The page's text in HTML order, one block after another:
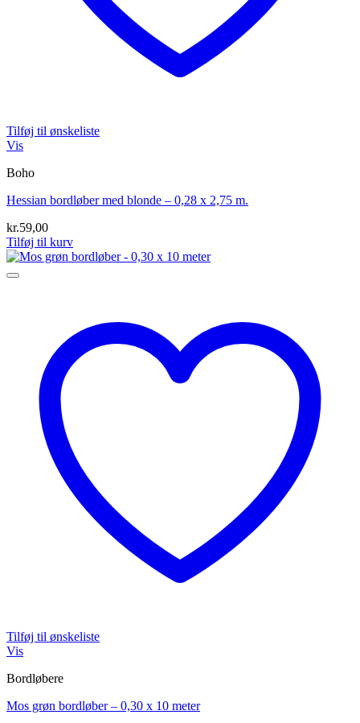
Tilføj til ønskeliste
Vis
Boho
Hessian bordløber med blonde – 0,28 x 2,75 m.
kr.59,00
Tilføj til kurv
Tilføj til ønskeliste
Vis
Bordløbere
Mos grøn bordløber – 0,30 x 10 meter